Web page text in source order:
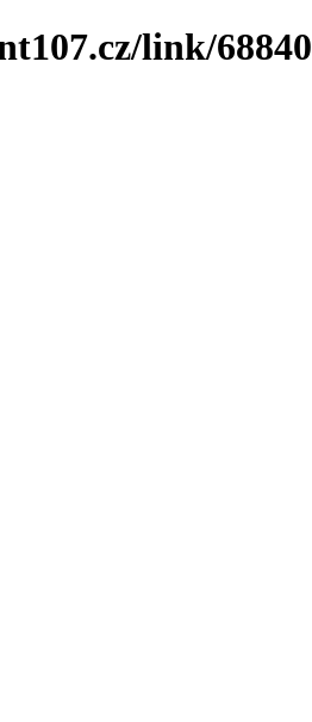
link/68840